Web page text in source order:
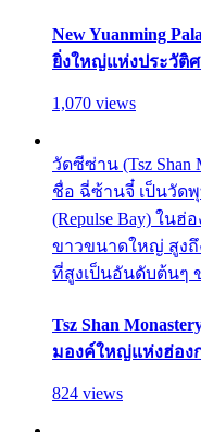
New Yuanming
ยิ่งใหญ่แห่งประวัติ
1,070 views
วัดซีซ่าน (Tsz Shan
ชื่อ ฉี่ซ้านจี๋ เป็นวัด
(Repulse Bay) ใน
ขาวขนาดใหญ่ สูงถึ
ที่สูงเป็นอันดับต้นๆ
Tsz Shan
มองค์ใหญ่แห่งฮ่อง
824 views